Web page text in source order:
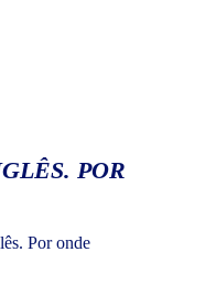
POR
Por onde